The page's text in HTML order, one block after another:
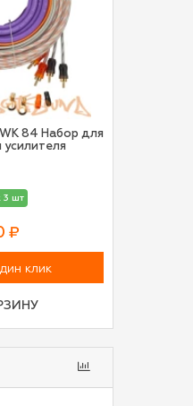
84 Набор для
3 шт
₽
клик